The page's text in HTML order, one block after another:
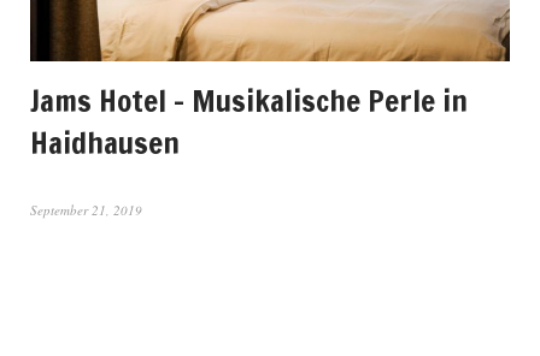
Jams Hotel – Musikalische Perle in
Haidhausen
September 21, 2019